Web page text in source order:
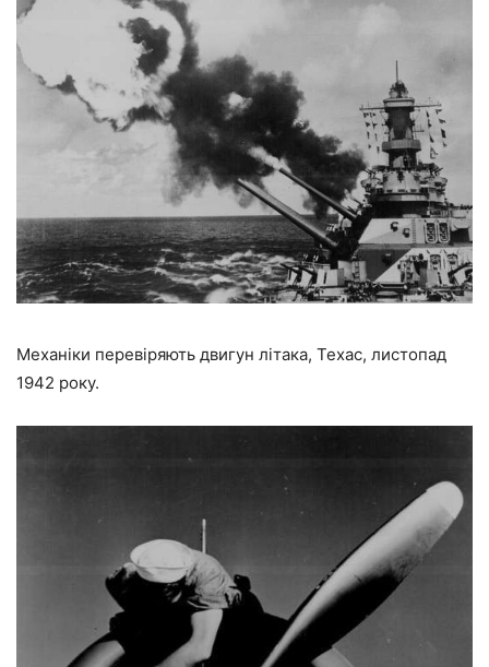
Механіки перевіряють двигун літака, Техас, листопад
1942 року.